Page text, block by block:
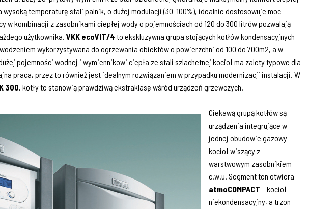
temperaturę stali palnik, o dużej modulacji (30-100%), idealnie dostosowuje moc
w kombinacji z zasobnikami ciepłej wody o pojemnościach od 120 do 300 litrów pozwalają
użytkownika. VKK ecoVIT/4 to ekskluzywna grupa stojących kotłów kondensacyjnych
wykorzystywana do ogrzewania obiektów o powierzchni od 100 do 700m2, a w
pojemności wodnej i wymiennikowi ciepła ze stali szlachetnej kocioł ma zalety typowe dla
praca, przez to również jest idealnym rozwiązaniem w przypadku modernizacji instalacji. W
300, kotły te stanowią prawdziwą ekstraklasę wśród urządzeń grzewczych.
Ciekawą grupą kotłów są
urządzenia integrujące w
jednej obudowie gazowy
kocioł wiszący z
warstwowym zasobnikiem
c.w.u. Segment ten otwiera
atmoCOMPACT – kocioł
niekondensacyjny, a trzon